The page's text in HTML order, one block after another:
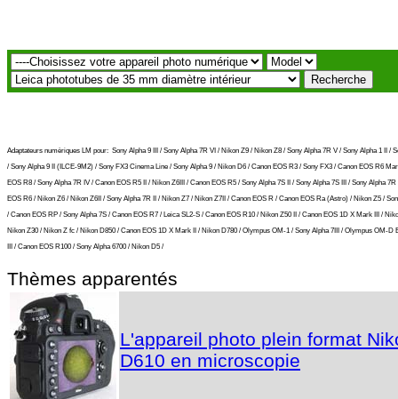
Adaptateurs numèriques LM pour: Sony Alpha 9 III / Sony Alpha 7R VI / Nikon Z9 / Nikon Z8 / Sony Alpha 7R V / Sony Alpha 1 II /
/ Sony Alpha 9 II (ILCE-9M2) / Sony FX3 Cinema Line / Sony Alpha 9 / Nikon D6 / Canon EOS R3 / Sony FX3 / Canon EOS R6
EOS R8 / Sony Alpha 7R IV / Canon EOS R5 II / Nikon Z6III / Canon EOS R5 / Sony Alpha 7S II / Sony Alpha 7S III / Sony Alpha 7R
EOS R6 / Nikon Z6 / Nikon Z6II / Sony Alpha 7R II / Nikon Z7 / Nikon Z7II / Canon EOS R / Canon EOS Ra (Astro) / Nikon Z5 /
/ Canon EOS RP / Sony Alpha 7S / Canon EOS R7 / Leica SL2-S / Canon EOS R10 / Nikon Z50 II / Canon EOS 1D X Mark III /
Nikon Z30 / Nikon Z fc / Nikon D850 / Canon EOS 1D X Mark II / Nikon D780 / Olympus OM-1 / Sony Alpha 7III / Olympus OM-D
III / Canon EOS R100 / Sony Alpha 6700 / Nikon D5 /
Thèmes apparentés
L'appareil photo plein format
D610 en microscopie